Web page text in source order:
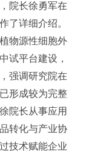
院长徐勇军在
了详细介绍。
物源性细胞外
试平台建设，
强调研究院在
形成较为完整
院长从事应用
转化与产业协
技术赋能企业